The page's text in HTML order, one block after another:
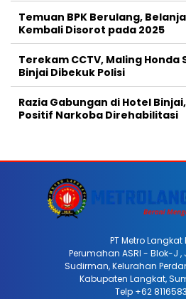
Temuan BPK Berulang,
Kembali Disorot pada 2025
Terekam CCTV, Maling Honda
Binjai Dibekuk Polisi
Razia Gabungan di Hotel
Positif Narkoba Direhabilitasi
PT Metro Langkat
Perumahan ASRI - Blok-J
Sudirman, Kelurahan
Kabupaten Langkat,
Telp +62